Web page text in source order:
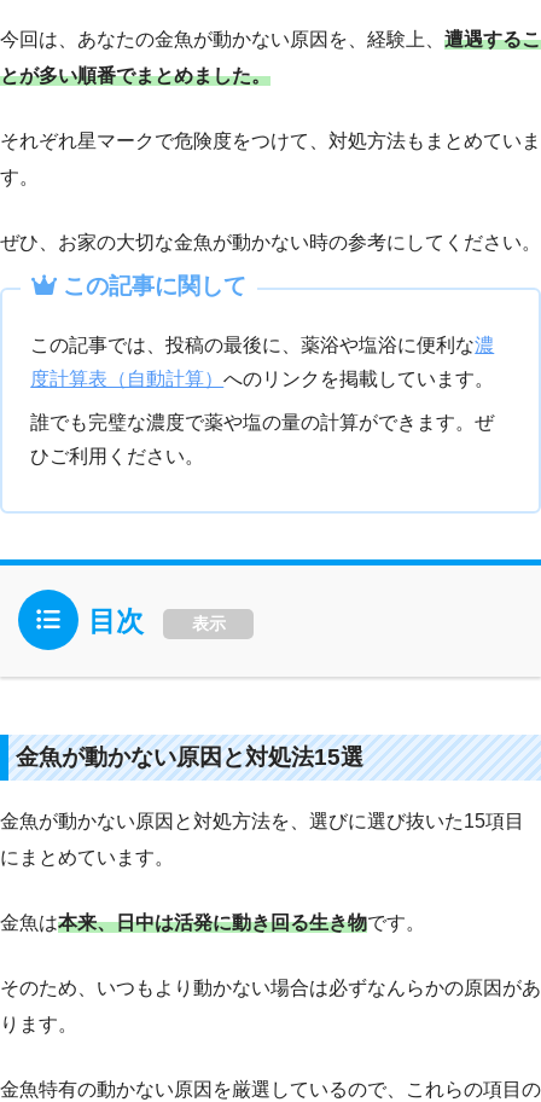
今回は、あなたの金魚が動かない原因を、経験上、 遭遇するこ
とが多い順番でまとめました。
それぞれ星マークで危険度をつけて、対処方法もまとめていま
す。
ぜひ、お家の大切な金魚が動かない時の参考にしてください。
この記事に関して
この記事では、投稿の最後に、薬浴や塩浴に便利な濃
度計算表（自動計算）へのリンクを掲載しています。
誰でも完璧な濃度で薬や塩の量の計算ができます。ぜ
ひご利用ください。
目次 表示
金魚が動かない原因と対処法15選
金魚が動かない原因と対処方法を、選びに選び抜いた15項目
にまとめています。
金魚は本来、日中は活発に動き回る生き物です。
そのため、いつもより動かない場合は必ずなんらかの原因があ
ります。
金魚特有の動かない原因を厳選しているので、これらの項目の